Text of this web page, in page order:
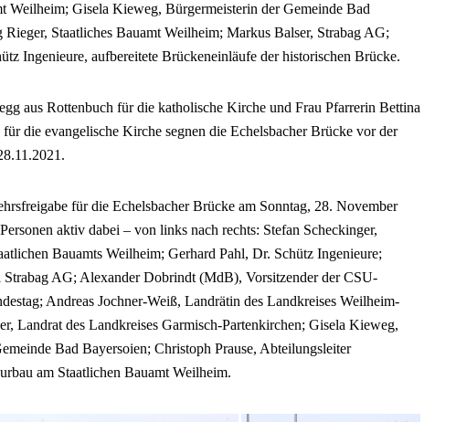
Weilheim; Gisela Kieweg, Bürgermeisterin der Gemeinde Bad
Staatliches Bauamt Weilheim; Markus Balser, Strabag AG;
Ingenieure, aufbereitete Brückeneinläufe der historischen Brücke.
aus Rottenbuch für die katholische Kirche und Frau Pfarrerin Bettina
die evangelische Kirche segnen die Echelsbacher Brücke vor der
für die Echelsbacher Brücke am Sonntag, 28. November
aktiv dabei – von links nach rechts: Stefan Scheckinger,
Bauamts Weilheim; Gerhard Pahl, Dr. Schütz Ingenieure;
Strabag AG; Alexander Dobrindt (MdB), Vorsitzender der CSU-
Andreas Jochner-Weiß, Landrätin des Landkreises Weilheim-
Landrat des Landkreises Garmisch-Partenkirchen; Gisela Kieweg,
Bad Bayersoien; Christoph Prause, Abteilungsleiter
am Staatlichen Bauamt Weilheim.